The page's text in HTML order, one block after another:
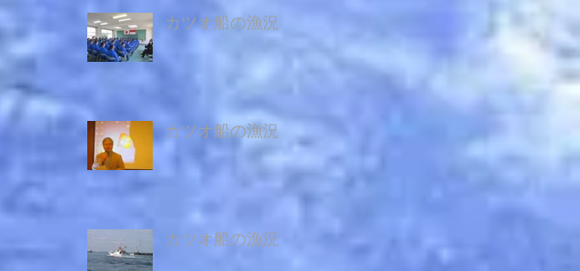
カツオ船の漁況
カツオ船の漁況
カツオ船の漁況